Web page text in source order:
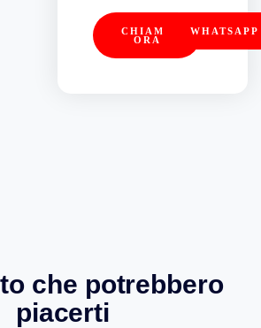
CHIAMA
ORA
WHATSAPP
che potrebbero
piacerti